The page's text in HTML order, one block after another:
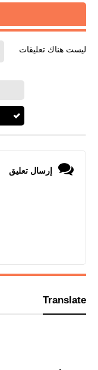
ليست هناك تعليقات
إرسال تعليق
Translate